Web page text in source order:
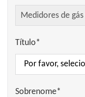
Título*
Sobrenome*